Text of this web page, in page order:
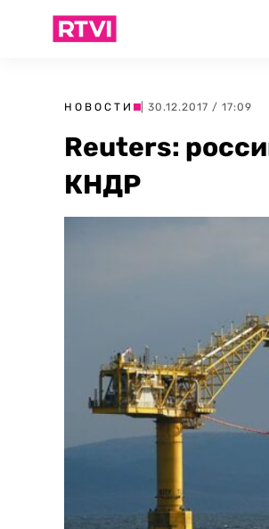
НОВОСТИ | 30.12.2017 / 17:09
Reuters:
КНДР